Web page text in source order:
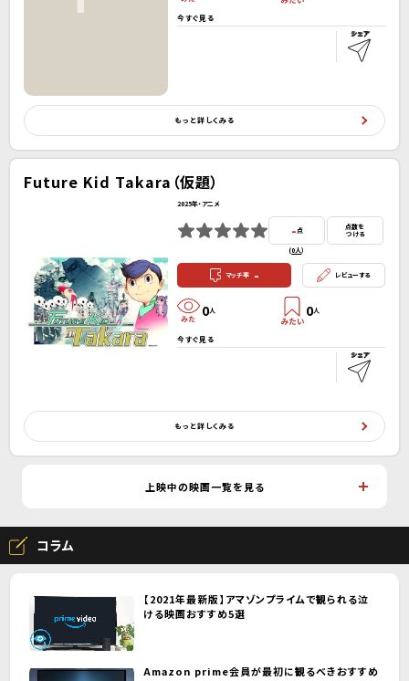
今すぐ見る
もっと詳しくみる
Future Kid Takara（仮題）
2025年・アニメ
-点
(0人）
点数を
つける
マッチ率 - レビューする
0人 0人
今すぐ見る
もっと詳しくみる
上映中の映画一覧を見る
コラム
【2021年最新版】アマゾンプライムで観られる泣
ける映画おすすめ5選
Amazon prime会員が最初に観るべきおすすめ